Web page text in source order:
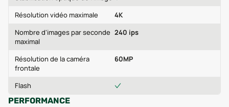
Résolution vidéo maximale
4K
Nombre d'images par seconde
maximal
240 ips
Résolution de la caméra
frontale
60MP
Flash
PERFORMANCE